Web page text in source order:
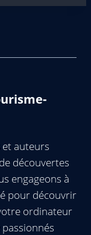
auteurs
découvertes
engageons à
pour découvrir
ordinateur